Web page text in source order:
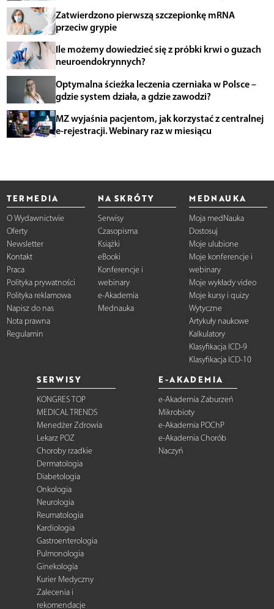
Zatwierdzono pierwszą szczepionkę mRNA
przeciw grypie
Ile możemy dowiedzieć się z próbki krwi o guzach
neuroendokrynnych?
Optymalna ścieżka leczenia czerniaka w Polsce –
gdzie system działa, a gdzie zawodzi?
MZ wyjaśnia pacjentom, jak korzystać z centralnej
e-rejestracji. Webinary raz w miesiącu
TERMEDIA
O Wydawnictwie
Oferty
Newsletter
Kontakt
Praca
Polityka prywatności
Polityka reklamowa
Napisz do nas
Nota prawna
Regulamin
NA SKRÓTY
Serwisy
Czasopisma
Książki
eBooki
Konferencje i
webinary
e-Akademia
Mednauka
MEDNAUKA
Moja medNauka
Dostosuj
Moje ulubione
Moje konferencje i
webinary
Moje wykłady video
Moje kursy i quizy
Wytyczne
Artykuły naukowe
Kalkulatory
Klasyfikacja ICD-9
Klasyfikacja ICD-10
SERWISY
KONGRES TOP
MEDICAL TRENDS
Menedżer Zdrowia
Lekarz POZ
Choroby rzadkie
Dermatologia
Diabetologia
Onkologia
Neurologia
Reumatologia
Kardiologia
Gastroenterologia
Pulmonologia
Ginekologia
Kurier Medyczny
Zalecenia i
rekomendacje
E-AKADEMIA
e-Akademia Zaburzeń
Mikrobioty
e-Akademia POChP
e-Akademia Chorób
Naczyń